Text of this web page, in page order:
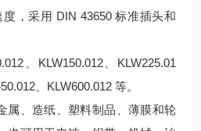
，采用 DIN 43650 标准插头和
、KLW150.012、KLW225.01
、KLW600.012 等。
属、造纸、塑料制品、薄膜和轮